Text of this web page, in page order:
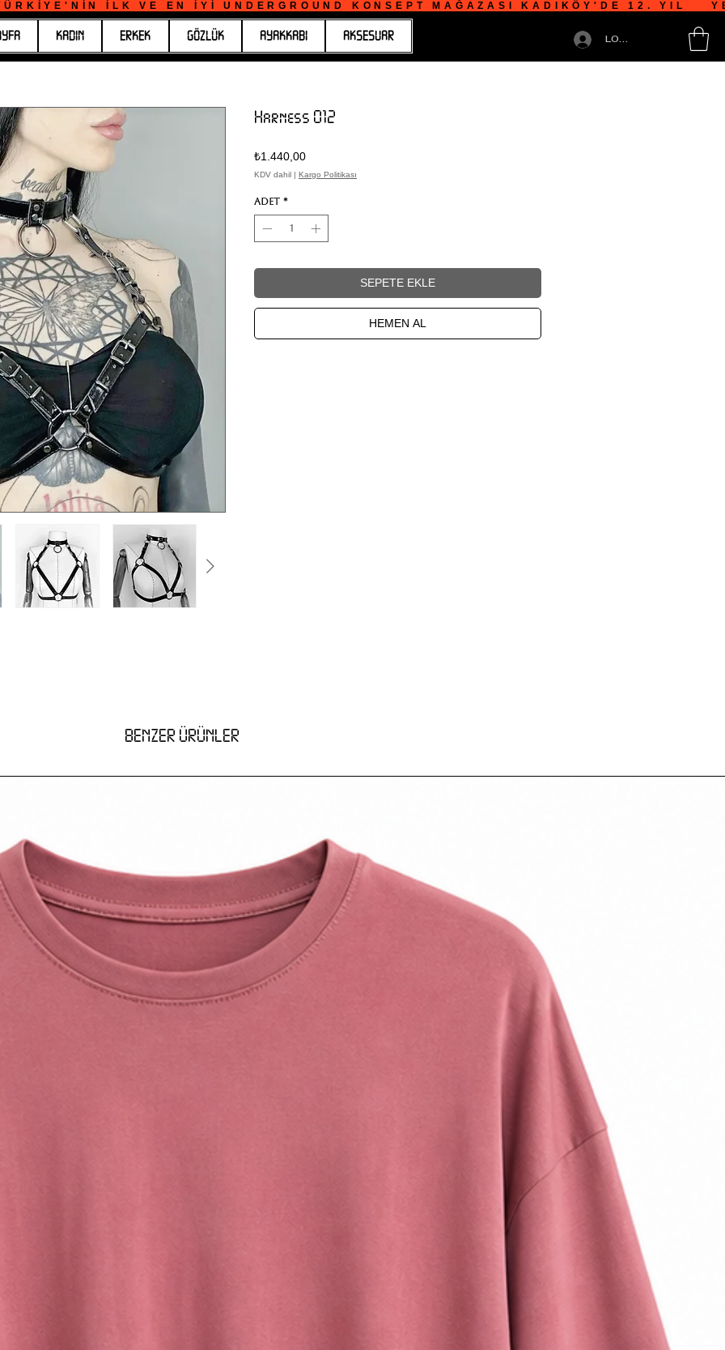
LOGIN
İLK VE EN İYİ UNDERGROUND KONSEPT MAĞAZASI KADIKÖY'DE 12. YIL
KADIN ERKEK GÖZLÜK AYAKKABI AKSESUAR
Harness 012
₺1.440,00Fiyat
KDV dahil | Kargo Politikası
Adet *
SEPETE EKLE
HEMEN AL
BENZER ÜRÜNLER